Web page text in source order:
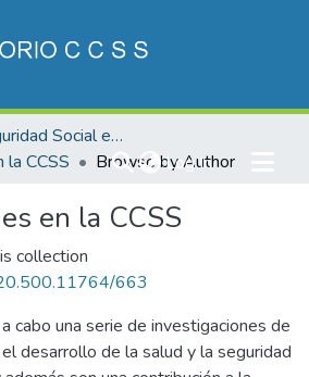
Log In(current)
Salud y Seguridad Social en Costa Rica
la CCSS
Browse by Author
en la CCSS
collection
663
cabo una serie de investigaciones de
desarrollo de la salud y la seguridad